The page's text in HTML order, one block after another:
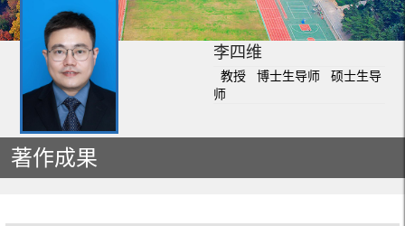
李四维
教授 博士生导师 硕士生导
师
著作成果